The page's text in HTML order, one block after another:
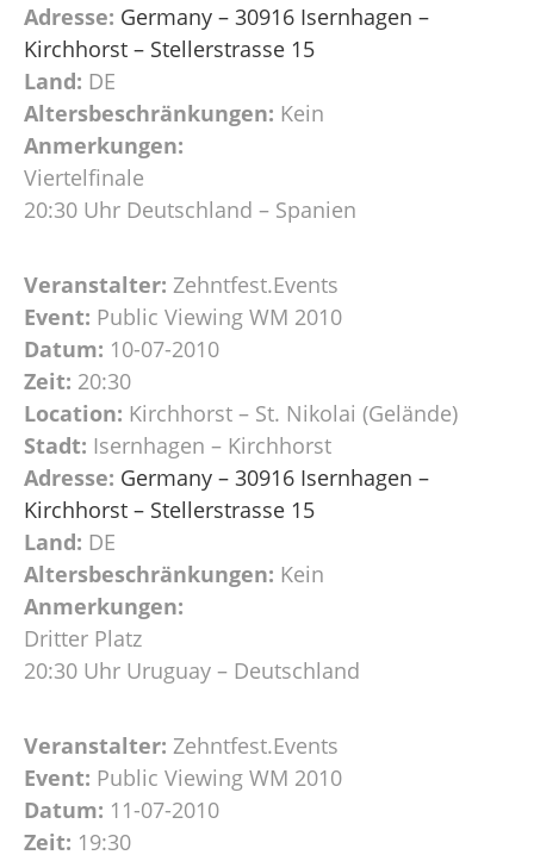
Adresse: Germany – 30916 Isernhagen –
Kirchhorst – Stellerstrasse 15
Land: DE
Altersbeschränkungen: Kein
Anmerkungen:
Viertelfinale
20:30 Uhr Deutschland – Spanien
Veranstalter: Zehntfest.Events
Event: Public Viewing WM 2010
Datum: 10-07-2010
Zeit: 20:30
Location: Kirchhorst – St. Nikolai (Gelände)
Stadt: Isernhagen – Kirchhorst
Adresse: Germany – 30916 Isernhagen –
Kirchhorst – Stellerstrasse 15
Land: DE
Altersbeschränkungen: Kein
Anmerkungen:
Dritter Platz
20:30 Uhr Uruguay – Deutschland
Veranstalter: Zehntfest.Events
Event: Public Viewing WM 2010
Datum: 11-07-2010
Zeit: 19:30